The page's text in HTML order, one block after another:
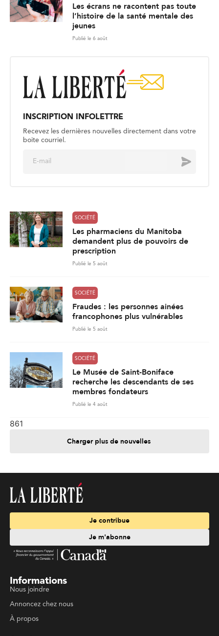
Les écrans ne racontent pas toute
l’histoire de la santé mentale des
jeunes
Publié le 6 août
INSCRIPTION INFOLETTRE
Recevez les dernières nouvelles directement dans votre
boite courriel.
Envoyer
SOCIÉTÉ
Les pharmaciens du Manitoba
demandent plus de pouvoirs de
prescription
Publié le 5 août
SOCIÉTÉ
Fraudes : les personnes ainées
francophones plus vulnérables
Publié le 5 août
SOCIÉTÉ
Le Musée de Saint-Boniface
recherche les descendants de ses
membres fondateurs
Publié le 4 août
861
Charger plus de nouvelles
Je contribue
Je m'abonne
Informations
Nous joindre
Annoncez chez nous
À propos